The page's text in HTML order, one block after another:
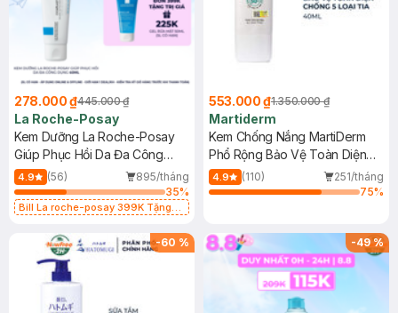
278.000 ₫445.000 ₫
La Roche-Posay
Kem Dưỡng La Roche-Posay
Giúp Phục Hồi Da Đa Công
Dụng 40ml
4.9 (56)
895/tháng
35%
Bill La roche-posay 399K Tặng
(SL có hạn)
553.000 ₫1.350.000 ₫
Martiderm
Kem Chống Nắng MartiDerm
Phổ Rộng Bảo Vệ Toàn Diện
40ml
4.9 (110)
251/tháng
75%
-60 % -49%